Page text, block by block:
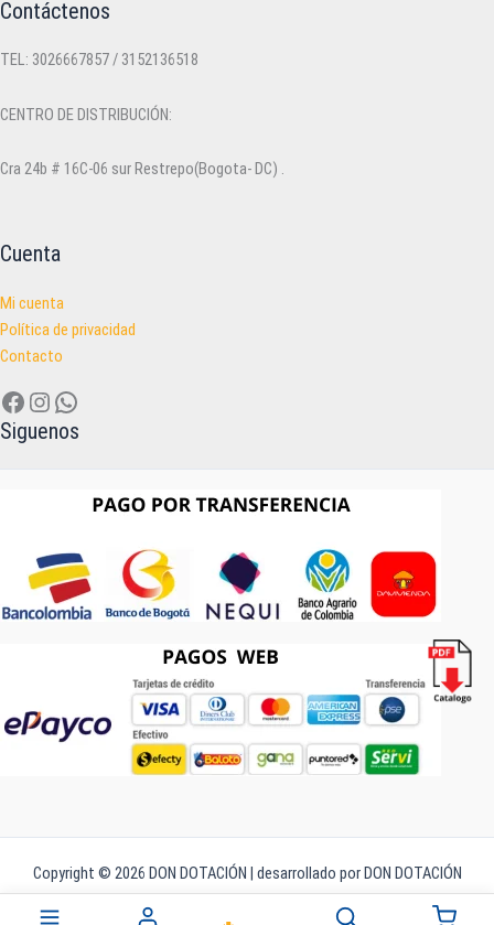
Contáctenos
TEL: 3026667857 / 3152136518
CENTRO DE DISTRIBUCIÓN:
Cra 24b # 16C-06 sur Restrepo(Bogota- DC) .
Cuenta
Mi cuenta
Política de privacidad
Contacto
Facebook
Instagram
WhatsApp
Siguenos
Copyright © 2026 DON DOTACIÓN | desarrollado por DON DOTACIÓN
Búsqueda